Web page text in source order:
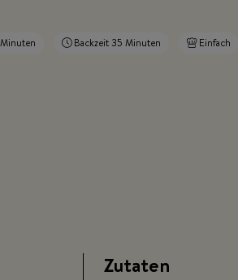
Backzeit 35 Minuten Einfach
Zutaten